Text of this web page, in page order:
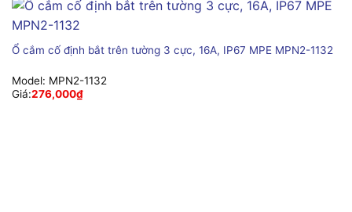
Ổ cắm cố định bắt trên tường 3 cực, 16A, IP67 MPE MPN2-1132
Model: MPN2-1132
Giá:276,000₫